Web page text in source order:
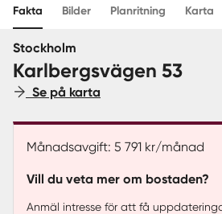
Sverige |
Fakta Bilder Planritning Karta
Stockholm
Karlbergsvägen 53
Se på karta
Månadsavgift: 5 791 kr/månad
Vill du veta mer om bostaden?
Anmäl intresse för att få